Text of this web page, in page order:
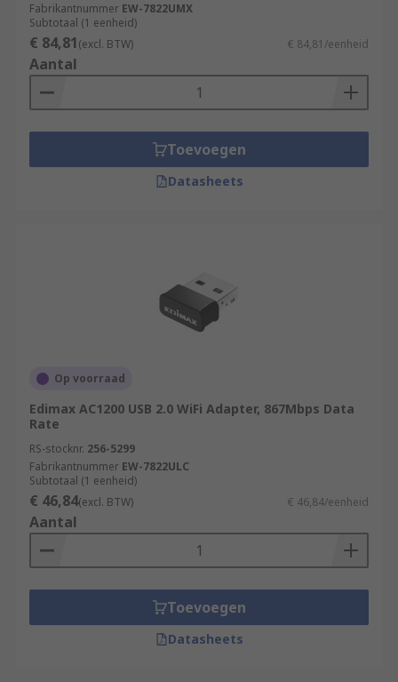
Fabrikantnummer EW-7822UMX
Subtotaal (1 eenheid)
€ 84,81(excl. BTW) € 84,81/eenheid
Aantal
Toevoegen
Datasheets
Op voorraad
Edimax AC1200 USB 2.0 WiFi Adapter, 867Mbps Data
Rate
RS-stocknr. 256-5299
Fabrikantnummer EW-7822ULC
Subtotaal (1 eenheid)
€ 46,84(excl. BTW) € 46,84/eenheid
Aantal
Toevoegen
Datasheets